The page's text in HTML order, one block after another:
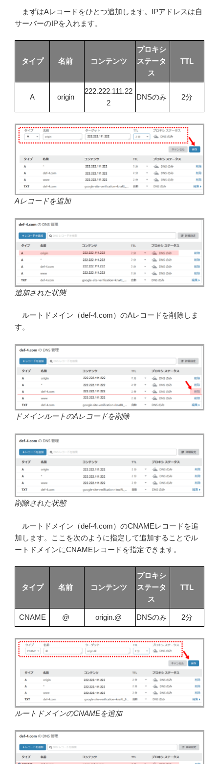
まずはAレコードをひとつ追加します。IPアドレスは自
サーバーのIPを入れます。
タイプ 名前 コンテンツ
プロキシ
ステータ
ス
TTL
A origin
222.222.111.22
2
DNSのみ 2分
Aレコードを追加
追加された状態
ルートドメイン（def-4.com）のAレコードを削除しま
す。
ドメインルートのAレコードを削除
削除された状態
ルートドメイン（def-4.com）のCNAMEレコードを追
加します。ここを次のように指定して追加することでル
ートドメインにCNAMEレコードを指定できます。
タイプ 名前 コンテンツ
プロキシ
ステータ
ス
TTL
CNAME @ origin.@ DNSのみ 2分
ルートドメインのCNAMEを追加